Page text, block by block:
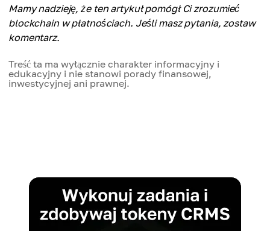
Mamy nadzieję, że ten artykuł pomógł Ci zrozumieć
blockchain w płatnościach. Jeśli masz pytania, zostaw
komentarz.
Treść ta ma wyłącznie charakter informacyjny i
edukacyjny i nie stanowi porady finansowej,
inwestycyjnej ani prawnej.